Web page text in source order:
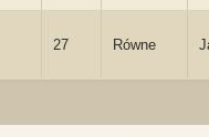
27 Równe